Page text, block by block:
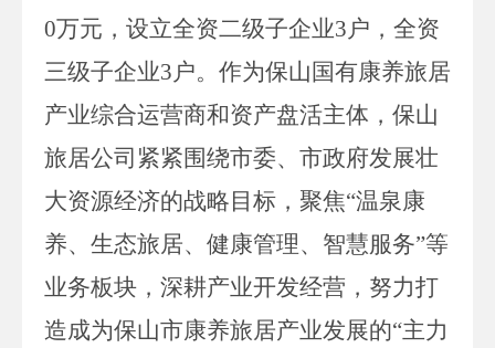
0万元，设立全资二级子企业3户，全资
三级子企业3户。作为保山国有康养旅居
产业综合运营商和资产盘活主体，保山
旅居公司紧紧围绕市委、市政府发展壮
大资源经济的战略目标，聚焦“温泉康
养、生态旅居、健康管理、智慧服务”等
业务板块，深耕产业开发经营，努力打
造成为保山市康养旅居产业发展的“主力